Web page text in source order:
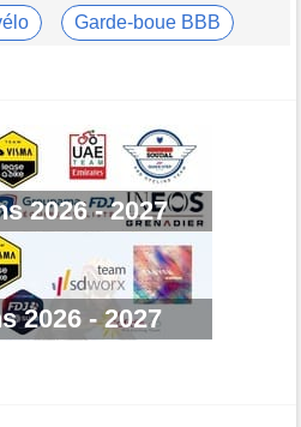
19:26
en titre va passer pro chez
prolonge un autre cadre
prendre sa retraite en fin d'année
2026, l’une des plus dures ?
un esprit d'équipe aussi fort..."
Garde-boue BBB
2026 - 2027
2026 - 2027